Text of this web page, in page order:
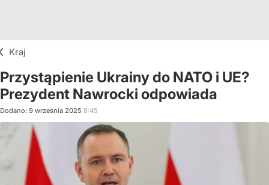
Kraj
Przystąpienie Ukrainy do NATO i UE?
Prezydent Nawrocki odpowiada
Dodano: 9 września 2025 8:45